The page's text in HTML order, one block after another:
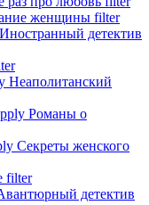
женщины filter
детектив
Неаполитанский
Романы о
Секреты женского
filter
детектив